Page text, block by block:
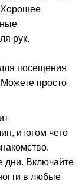
Хорошее
рук.
посещения
просто
итогом чего
дни. Включайте
в любые